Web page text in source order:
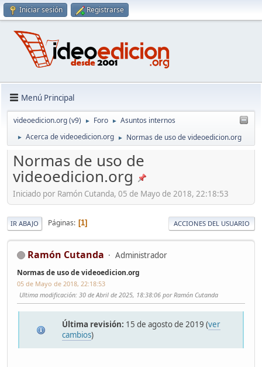
Iniciar sesión Registrarse
Menú Principal
videoedicion.org (v9) ► Foro ► Asuntos internos
► Acerca de videoedicion.org ► Normas de uso de videoedicion.org
Normas de uso de
videoedicion.org
Iniciado por Ramón Cutanda, 05 de Mayo de 2018, 22:18:53
IR ABAJO Páginas 1 ACCIONES DEL USUARIO
Ramón Cutanda Administrador
Normas de uso de videoedicion.org
05 de Mayo de 2018, 22:18:53
Ultima modificación: 30 de Abril de 2025, 18:38:06 por Ramón Cutanda
Última revisión: 15 de agosto de 2019 (ver
cambios)